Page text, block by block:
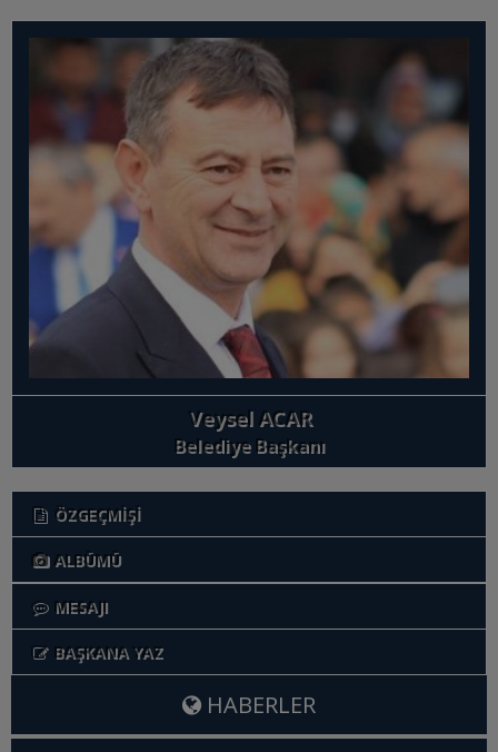
Tamamlanan Projeler
Devam Eden Projeler
Planlanan Projeler
GÜNCEL
Haberler
Basında Belediyemiz
Foto Galeri
HİZMET REHBERİ
Başvuru Rehberi
Meclis Kararları
Vefat Edenler
Veysel ACAR
Belediye Başkanı
ÖZGEÇMİŞİ
ALBÜMÜ
MESAJI
BAŞKANA YAZ
HABERLER